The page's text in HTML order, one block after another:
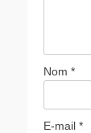
Nom *
E-mail *